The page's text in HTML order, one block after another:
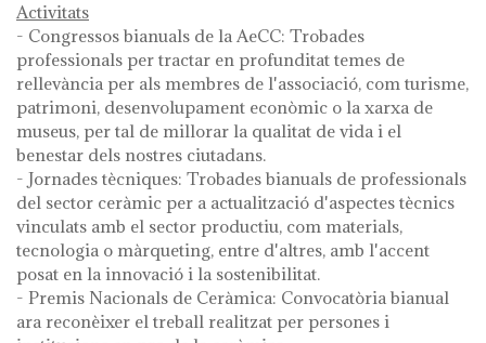
Activitats
- Congressos bianuals de la AeCC: Trobades
professionals per tractar en profunditat temes de
rellevància per als membres de l'associació, com turisme,
patrimoni, desenvolupament econòmic o la xarxa de
museus, per tal de millorar la qualitat de vida i el
benestar dels nostres ciutadans.
- Jornades tècniques: Trobades bianuals de professionals
del sector ceràmic per a actualització d'aspectes tècnics
vinculats amb el sector productiu, com materials,
tecnologia o màrqueting, entre d'altres, amb l'accent
posat en la innovació i la sostenibilitat.
- Premis Nacionals de Ceràmica: Convocatòria bianual
ara reconèixer el treball realitzat per persones i